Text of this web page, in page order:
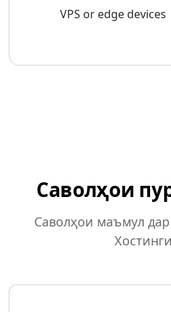
VPS or edge devices
Саволҳои
Саволҳои маъмул